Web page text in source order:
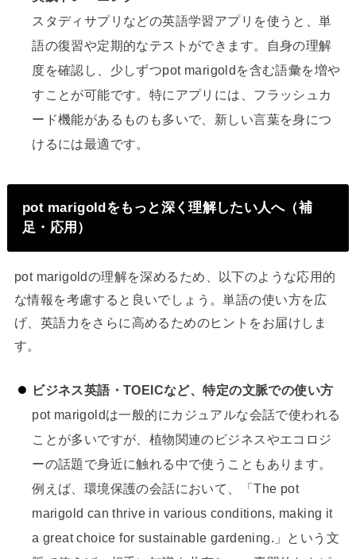
スタディサプリなどの英語学習アプリを使うと、単
語の復習や定期的なテストができます。自身の理解
度を確認し、少しずつpot marigoldを含む語彙を増や
すことが可能です。特にアプリには、フラッシュカ
ード機能があるものも多いで、新しい言葉を身につ
けるには最適です。
pot marigoldをもっと深く理解したい人へ（補
足・応用）
pot marigoldの理解を深めるため、以下のような応用的
な情報を考慮すると良いでしょう。単語の使い方を広
げ、英語力をさらに高めるためのヒントをお届けしま
す。
ビジネス英語・TOEICなど、特定の文脈での使い方
pot marigoldは一般的にカジュアルな会話で使われる
ことが多いですが、植物関連のビジネスやエコロジ
ーの話題で身近に触れる中で使うこともあります。
例えば、環境保護の会話において、「The pot
marigold can thrive in various conditions, making it
a great choice for sustainable gardening.」という文